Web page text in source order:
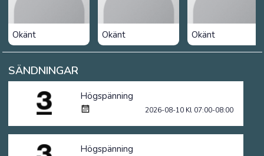
Okänt Okänt Okänt
SÄNDNINGAR
Högspänning
2026-08-10 Kl 07:00-08:00
Högspänning